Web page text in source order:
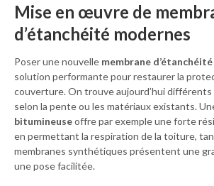
Mise en œuvre de
d’étanchéité modernes
Poser une nouvelle membrane d’étanchéité
solution performante pour restaurer la
couverture. On trouve aujourd’hui
selon la pente ou les matériaux existants.
bitumineuseoffre par exemple une forte
en permettant la respiration de la toiture,
membranes synthétiques présentent une
une pose facilitée.